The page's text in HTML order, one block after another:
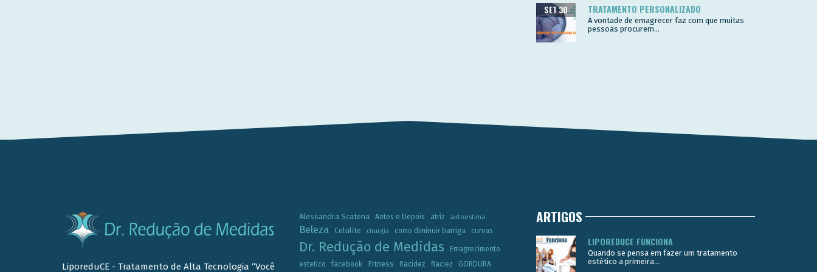
TRATAMENTO PERSONALIZADO
SET 30
A vontade de emagrecer faz com que muitas
pessoas procurem...
LiporeduCE - Tratamento de Alta Tecnologia “Você
Alessandra Scatena Antes e Depois atriz autoestima
Beleza Celulite cirurgia como diminuir barriga curvas
Dr. Redução de Medidas
Emagrecimento
estetico
facebook Fitness flacidez flaciez GORDURA
ARTIGOS
LIPOREDUCE FUNCIONA
Quando se pensa em fazer um tratamento
estético a primeira...